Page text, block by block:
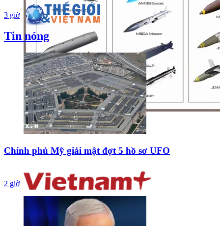
3 giờ
Tin nóng
Chính phủ Mỹ giải mật đợt 5 hồ sơ UFO
2 giờ